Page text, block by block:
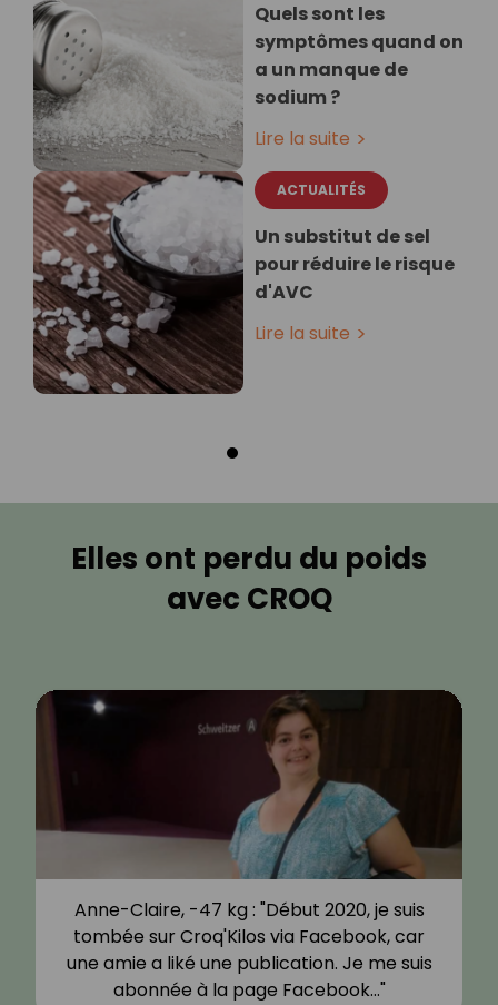
Quels sont les
symptômes quand on
a un manque de
sodium ?
Lire la suite
ACTUALITÉS
Un substitut de sel
pour réduire le risque
d'AVC
Lire la suite
Elles ont perdu du poids
avec CROQ
Anne-Claire, -47 kg : "Début 2020, je suis
tombée sur Croq'Kilos via Facebook, car
une amie a liké une publication. Je me suis
abonnée à la page Facebook…"